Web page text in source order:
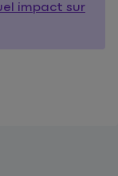
impact sur